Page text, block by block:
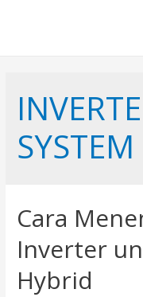
SYSTEM
Cara
Inverter
Hybrid